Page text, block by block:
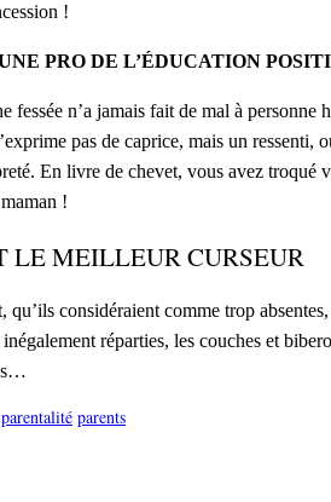
!
PRO DE L’ÉDUCATION
fessée n’a jamais fait de mal à
pas de caprice, mais un
En livre de chevet, vous avez
!
LE MEILLEUR CURSEUR
considéraient comme trop
réparties, les couches et
parentalité parents